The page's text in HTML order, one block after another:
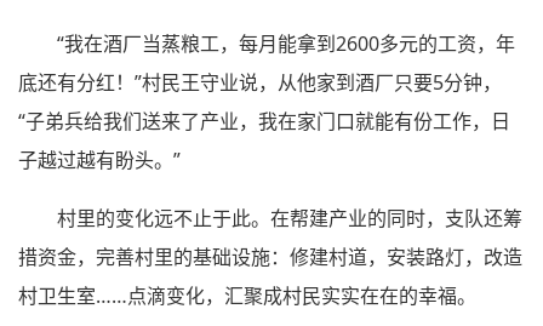
“我在酒厂当蒸粮工，每月能拿到2600多元的工资，年
底还有分红！”村民王守业说，从他家到酒厂只要5分钟，
“子弟兵给我们送来了产业，我在家门口就能有份工作，日
子越过越有盼头。”
村里的变化远不止于此。在帮建产业的同时，支队还筹
措资金，完善村里的基础设施：修建村道，安装路灯，改造
村卫生室……点滴变化，汇聚成村民实实在在的幸福。